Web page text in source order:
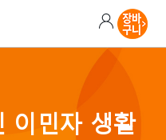
이민자 생활